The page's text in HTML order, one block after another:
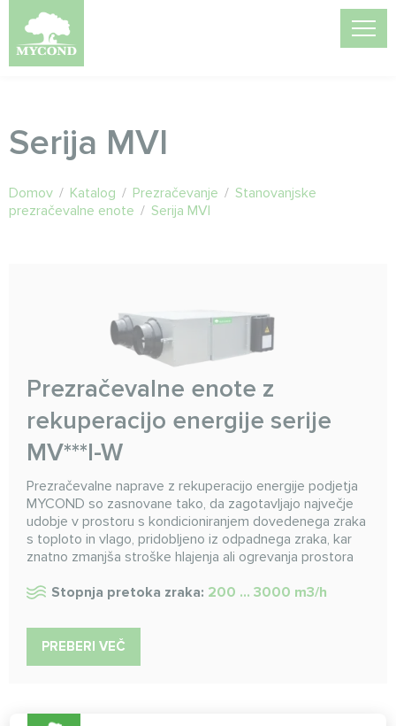
Serija MVI
Domov / Katalog / Prezračevanje / Stanovanjske
prezračevalne enote / Serija MVI
Prezračevalne enote z
rekuperacijo energije serije
MV***I-W
Prezračevalne naprave z rekuperacijo energije podjetja
MYCOND so zasnovane tako, da zagotavljajo največje
udobje v prostoru s kondicioniranjem dovedenega zraka
s toploto in vlago, pridobljeno iz odpadnega zraka, kar
znatno zmanjša stroške hlajenja ali ogrevanja prostora
Stopnja pretoka zraka: 200 ... 3000 m3/h
PREBERI VEČ